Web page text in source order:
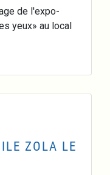
de l'expo-
yeux» au local
ZOLA LE